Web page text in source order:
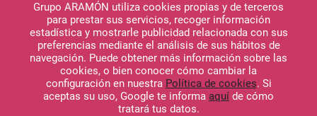
Grupo ARAMÓN utiliza cookies propias y de terceros
para prestar sus servicios, recoger información
estadística y mostrarle publicidad relacionada con sus
preferencias mediante el análisis de sus hábitos de
navegación. Puede obtener más información sobre las
cookies, o bien conocer cómo cambiar la
configuración en nuestra Política de cookies. Si
aceptas su uso, Google te informa aquí de cómo
tratará tus datos.
Descargar en
App Store